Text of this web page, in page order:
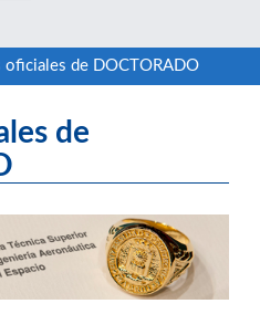
oficiales de DOCTORADO
de